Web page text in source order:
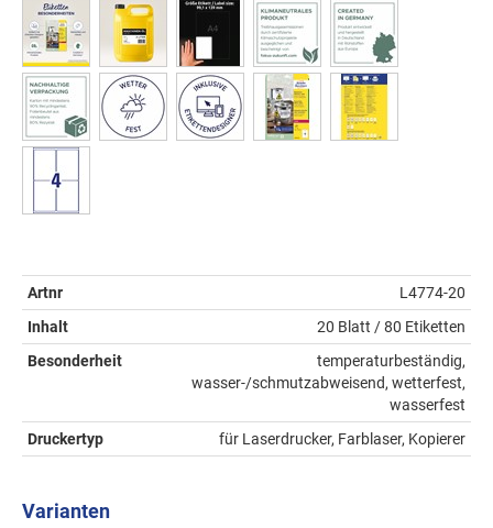
Artnr
L4774-20
Inhalt
20 Blatt / 80 Etiketten
Besonderheit
temperaturbeständig,
wasser-/schmutzabweisend, wetterfest,
wasserfest
Druckertyp
für Laserdrucker, Farblaser, Kopierer
Varianten